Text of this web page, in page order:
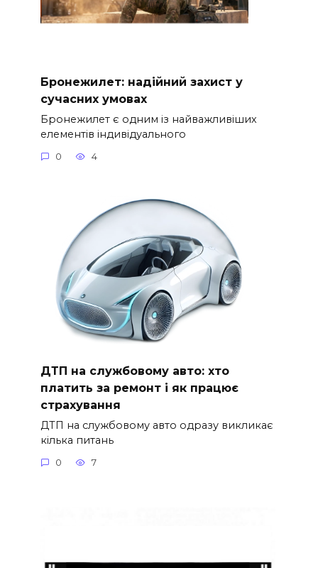
Бронежилет: надійний захист у
сучасних умовах
Бронежилет є одним із найважливіших
елементів індивідуального
0 4
ДТП на службовому авто: хто
платить за ремонт і як працює
страхування
ДТП на службовому авто одразу викликає
кілька питань
0 7